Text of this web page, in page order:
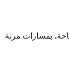
بمسارات مرنة